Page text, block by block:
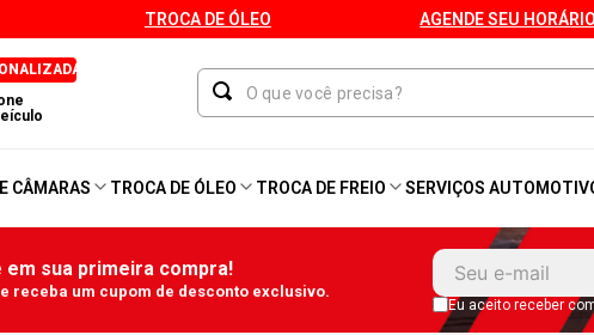
TROCA DE ÓLEO AGENDE SEU HORÁRIO
CÂMARAS TROCA DE ÓLEO TROCA DE FREIO SERVIÇOS
em sua primeira compra!
receba um cupom de desconto exclusivo.
Eu aceito receber
1º Kit 4 Pneu
2º Kit Pneu